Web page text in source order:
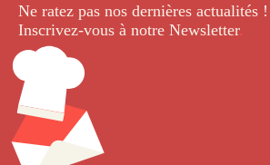
Ne ratez pas nos dernières actualités !
Inscrivez-vous à notre Newsletter.